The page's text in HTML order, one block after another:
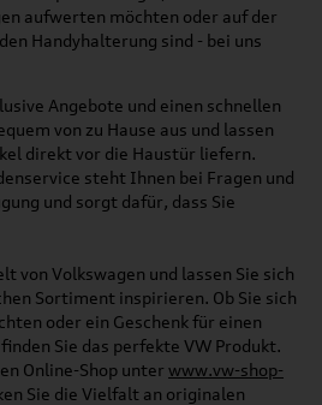
aufwerten möchten oder auf der
Handyhalterung sind - bei uns
Angebote und einen schnellen
von zu Hause aus und lassen
direkt vor die Haustür liefern.
steht Ihnen bei Fragen und
und sorgt dafür, dass Sie
von Volkswagen und lassen Sie sich
Sortiment inspirieren. Ob Sie sich
oder ein Geschenk für einen
Sie das perfekte VW Produkt.
Online-Shop unter www.vw-shop-
Sie die Vielfalt an originalen